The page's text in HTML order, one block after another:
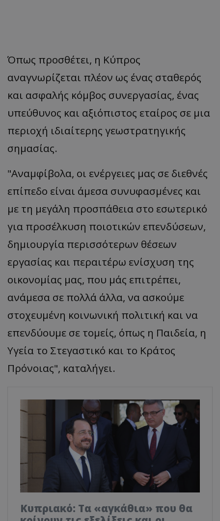
Όπως προσθέτει, η Κύπρος
αναγνωρίζεται πλέον ως ένας σταθερός
και ασφαλής κόμβος συνεργασίας, ένας
υπεύθυνος και αξιόπιστος εταίρος σε μια
περιοχή ιδιαίτερης γεωστρατηγικής
σημασίας.
"Αναμφίβολα, οι ενέργειες μας σε διεθνές
επίπεδο είναι άμεσα συνυφασμένες και
με τη μεγάλη προσπάθεια στο εσωτερικό
για προσέλκυση ποιοτικών επενδύσεων,
δημιουργία περισσότερων θέσεων
εργασίας και περαιτέρω ενίσχυση της
οικονομίας μας, που μάς επιτρέπει,
ανάμεσα σε πολλά άλλα, να ασκούμε
στοχευμένη κοινωνική πολιτική και να
επενδύουμε σε τομείς, όπως η Παιδεία, η
Υγεία το Στεγαστικό και το Κράτος
Πρόνοιας", καταλήγει.
Κυπριακό: Τα «αγκάθια» που θα